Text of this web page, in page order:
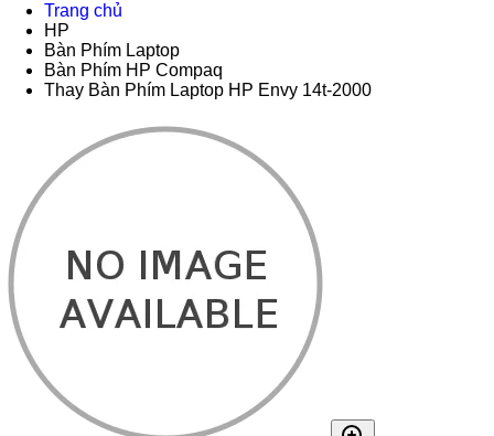
Trang chủ
HP
Bàn Phím Laptop
Bàn Phím HP Compaq
Thay Bàn Phím Laptop HP Envy 14t-2000